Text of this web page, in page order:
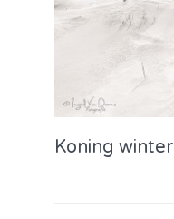
Koning winter